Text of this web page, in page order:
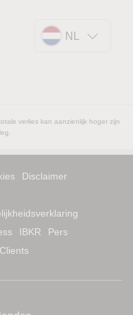
NL
verlies kan aanzienlijk hoger zijn
Disclaimer
IBKR
Pers